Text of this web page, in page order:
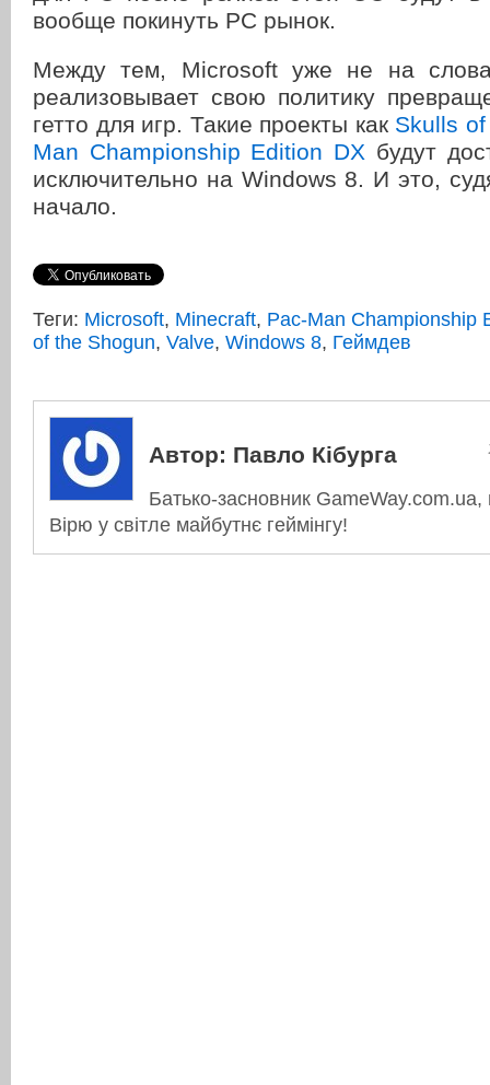
вообще покинуть PC рынок.
Между тем, Microsoft уже не на
реализовывает свою политику
гетто для игр. Такие проекты как Skulls
Man Championship Edition DX будут
исключительно на Windows 8. И это,
начало.
Теги: Microsoft, Minecraft, Pac-Man Championship
of the Shogun, Valve, Windows 8, Геймдев
Автор: Павло Кібурга
Батько-засновник
Вірю у світле майбутнє геймінгу!